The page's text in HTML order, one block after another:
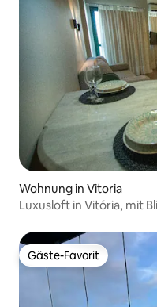
Wohnung in Vitoria
Luxusloft in Vitória, mit
Gäste-Favorit
Gäste-Favorit